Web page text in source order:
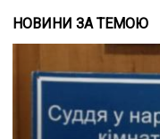
НОВИНИ ЗА ТЕМОЮ